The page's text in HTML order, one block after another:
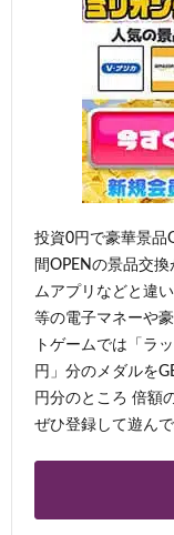
投資0円で豪華景品
間OPENの景品交
ムアプリなどと違
等の電子マネーや
トゲームでは「ラ
円」分のメダルを
円分のところ 倍額
ぜひ登録して遊んで